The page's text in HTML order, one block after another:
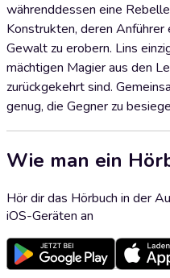
währenddessen eine
Konstrukten, deren
Gewalt zu erobern. Lins
mächtigen Magier aus den
zurückgekehrt sind.
genug, die Gegner zu
Wie man ein
Hör dir das Hörbuch in der
iOS-Geräten an